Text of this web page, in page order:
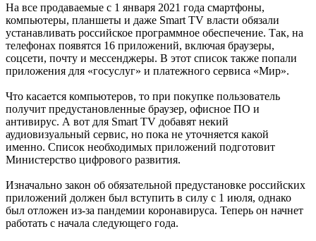
На все продаваемые с 1 января 2021 года смартфоны,
компьютеры, планшеты и даже Smart TV власти обязали
устанавливать российское программное обеспечение. Так, на
телефонах появятся 16 приложений, включая браузеры,
соцсети, почту и мессенджеры. В этот список также попали
приложения для «госуслуг» и платежного сервиса «Мир».
Что касается компьютеров, то при покупке пользователь
получит предустановленные браузер, офисное ПО и
антивирус. А вот для Smart TV добавят некий
аудиовизуальный сервис, но пока не уточняется какой
именно. Список необходимых приложений подготовит
Министерство цифрового развития.
Изначально закон об обязательной предустановке российских
приложений должен был вступить в силу с 1 июля, однако
был отложен из-за пандемии коронавируса. Теперь он начнет
работать с начала следующего года.